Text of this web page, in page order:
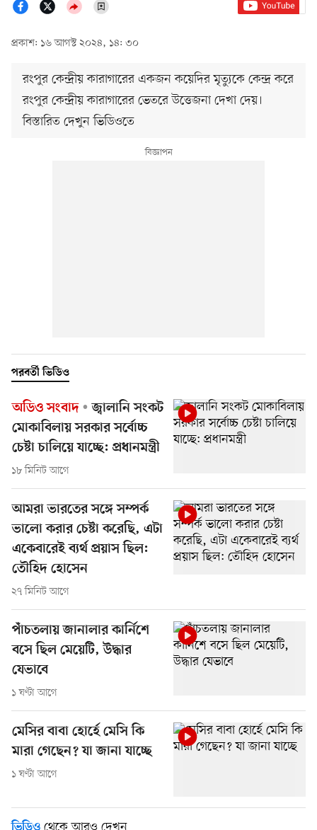
প্রকাশ: ১৬ আগস্ট ২০২৪, ১৪: ৩০
রংপুর কেন্দ্রীয় কারাগারের একজন কয়েদির মৃত্যুকে কেন্দ্র করে
রংপুর কেন্দ্রীয় কারাগারের ভেতরে উত্তেজনা দেখা দেয়।
বিস্তারিত দেখুন ভিডিওতে
পরবর্তী ভিডিও
অডিও সংবাদ
জ্বালানি সংকট
মোকাবিলায় সরকার সর্বোচ্চ
চেষ্টা চালিয়ে যাচ্ছে: প্রধানমন্ত্রী
১৮ মিনিট আগে
আমরা ভারতের সঙ্গে সম্পর্ক
ভালো করার চেষ্টা করেছি, এটা
একেবারেই ব্যর্থ প্রয়াস ছিল:
তৌহিদ হোসেন
২৭ মিনিট আগে
পাঁচতলায় জানালার কার্নিশে
বসে ছিল মেয়েটি, উদ্ধার
যেভাবে
১ ঘণ্টা আগে
মেসির বাবা হোর্হে মেসি কি
মারা গেছেন? যা জানা যাচ্ছে
১ ঘণ্টা আগে